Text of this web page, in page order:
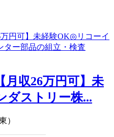
月収26万円可】未
ダストリー株...
）